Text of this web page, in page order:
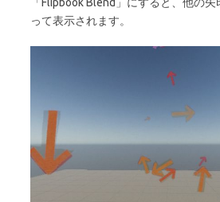
って表示されます。